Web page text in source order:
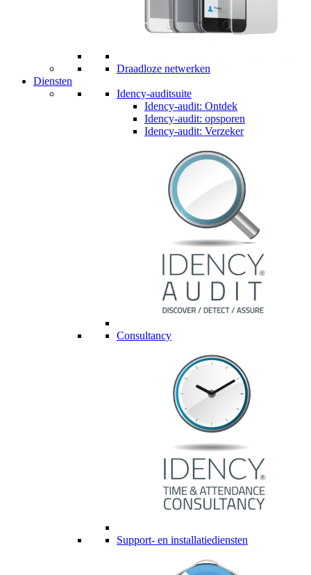
Draadloze netwerken
Diensten
Idency-auditsuite
Idency-audit: Ontdek
Idency-audit: opsporen
Idency-audit: Verzeker
Consultancy
Support- en installatiediensten